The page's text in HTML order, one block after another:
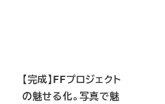
【完成】FFプロジェクト
の魅せる化。写真で魅